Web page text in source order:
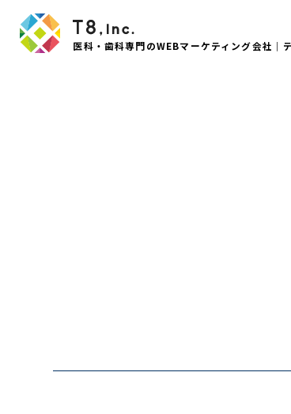
医科・歯科専門のWEBマーケティング会社｜